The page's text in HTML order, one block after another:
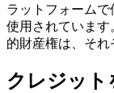
ラットフォーム
使用されていま
的財産権は、それ
クレジット